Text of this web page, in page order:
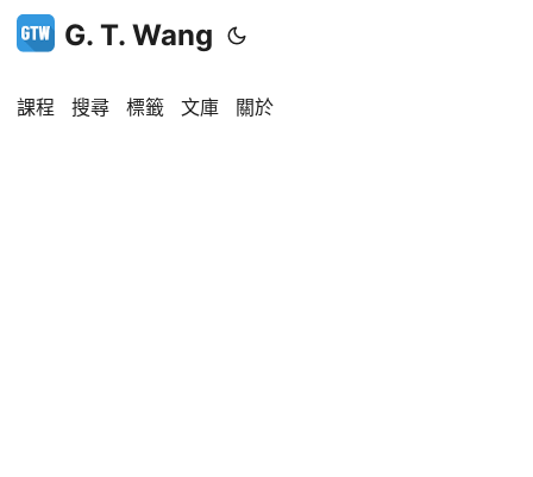
G. T. Wang
課程 搜尋 標籤 文庫 關於